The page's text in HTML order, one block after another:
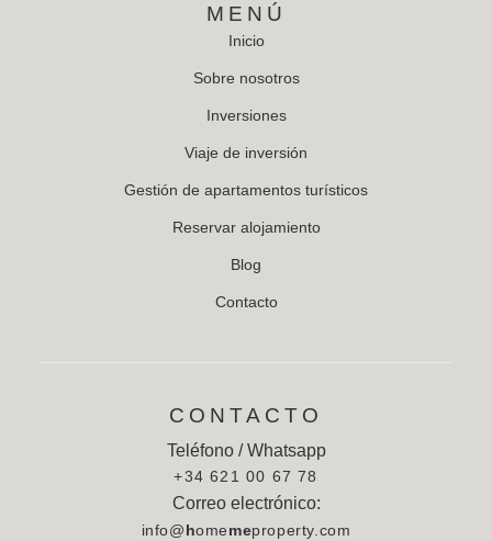
MENÚ
Inicio
Sobre nosotros
Inversiones
Viaje de inversión
Gestión de apartamentos turísticos
Reservar alojamiento
Blog
Contacto
CONTACTO
Teléfono / Whatsapp
+34 621 00 67 78
Correo electrónico:
info@homemeproperty.com